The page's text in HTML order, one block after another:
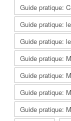
Guide pratique:
Guide pratique:
Guide pratique:
Guide pratique:
Guide pratique:
Guide pratique:
Guide pratique: